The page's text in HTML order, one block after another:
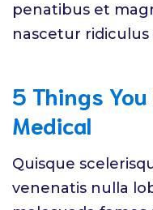
penatibus et
nascetur ridiculus
5 Things
Medical
Quisque
venenatis nulla